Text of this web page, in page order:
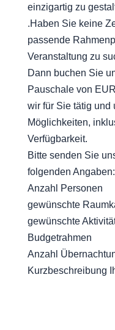
einzigartig zu
.Haben Sie keine
passende
Veranstaltung zu
Dann buchen Sie
Pauschale von
wir für Sie tätig und
Möglichkeiten,
Verfügbarkeit.
Bitte senden Sie
folgenden Angaben:
Anzahl Personen
gewünschte
gewünschte
Budgetrahmen
Anzahl
Kurzbeschreibung